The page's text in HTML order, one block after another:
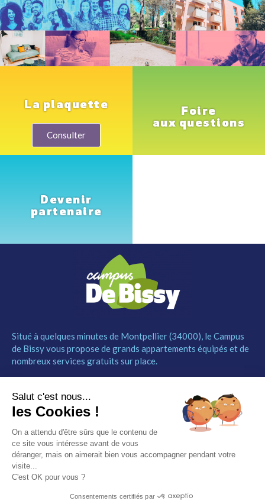
La plaquette
Consulter
Foire
aux questions
Devenir
partenaire
Situé à quelques minutes de Montpellier (34000), le Campus
de Bissy vous propose de grands appartements équipés et de
nombreux services gratuits sur place.
Le Campus
Les studios
Les services
Comment réserver
Contact
Partenaires
Mentions légales
contact@campusdebissy34.com
Route de Ganges 34980
Saint-Clément-de-Rivière
Salut c'est nous...
les Cookies !
On a attendu d'être sûrs que le contenu de
ce site vous intéresse avant de vous
déranger, mais on aimerait bien vous accompagner pendant votre
visite...
C'est OK pour vous ?
Consentements certifiés par